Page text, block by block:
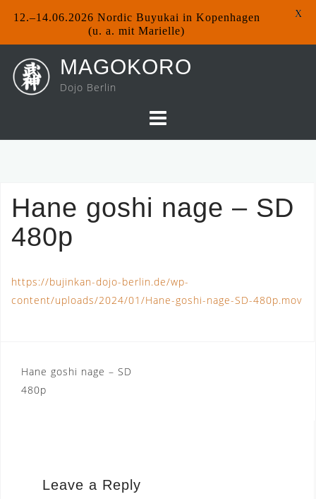
content
MAGOKORO
Dojo Berlin
Hane goshi nage – SD
480p
https://bujinkan-dojo-berlin.de/wp-
content/uploads/2024/01/Hane-goshi-nage-SD-480p.mov
Post
navigation
Hane goshi nage – SD
480p
Leave a Reply
12.–14.06.2026 Nordic Buyukai in Kopenhagen
(u. a. mit Marielle)
X